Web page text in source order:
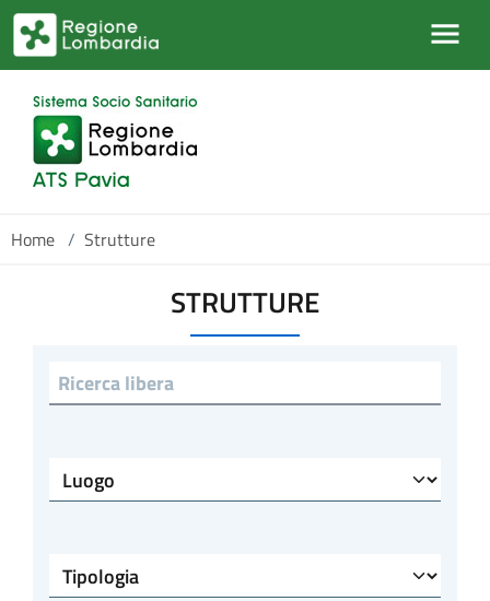
Salta al contenuto principale
Home / Strutture
STRUTTURE
Ricerca libera
Luogo
Tipologia